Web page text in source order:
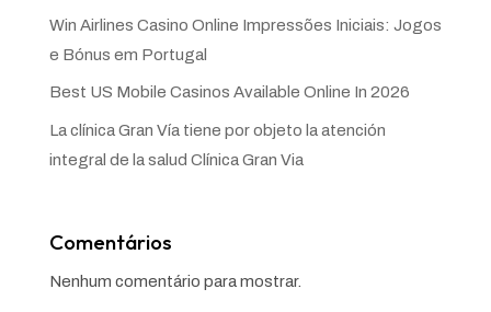
Win Airlines Casino Online Impressões Iniciais: Jogos
e Bónus em Portugal
Best US Mobile Casinos Available Online In 2026
La clínica Gran Vía tiene por objeto la atención
integral de la salud Clínica Gran Via
Comentários
Nenhum comentário para mostrar.